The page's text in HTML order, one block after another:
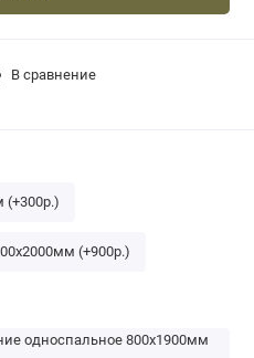
В сравнение
(+300р.)
(+900р.)
односпальное 800х1900мм